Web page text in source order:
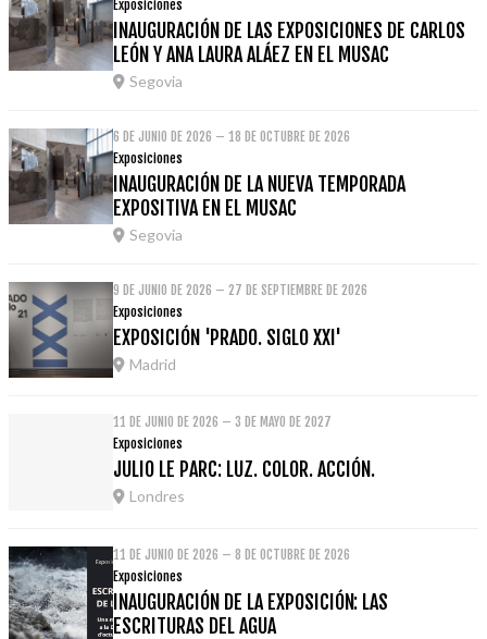
Exposiciones
INAUGURACIÓN DE LAS EXPOSICIONES DE CARLOS
LEÓN Y ANA LAURA ALÁEZ EN EL MUSAC
Segovia
6 DE JUNIO DE 2026 – 18 DE OCTUBRE DE 2026
Exposiciones
INAUGURACIÓN DE LA NUEVA TEMPORADA
EXPOSITIVA EN EL MUSAC
Segovia
9 DE JUNIO DE 2026 – 27 DE SEPTIEMBRE DE 2026
Exposiciones
EXPOSICIÓN 'PRADO. SIGLO XXI'
Madrid
11 DE JUNIO DE 2026 – 3 DE MAYO DE 2027
Exposiciones
JULIO LE PARC: LUZ. COLOR. ACCIÓN.
Londres
11 DE JUNIO DE 2026 – 8 DE OCTUBRE DE 2026
Exposiciones
INAUGURACIÓN DE LA EXPOSICIÓN: LAS
ESCRITURAS DEL AGUA